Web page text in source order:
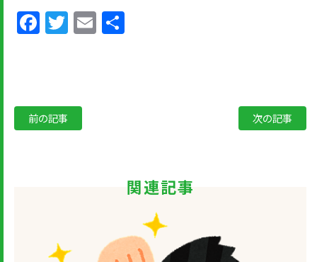
Facebook
Twitter
Email
前の記事 次の記事
関連記事